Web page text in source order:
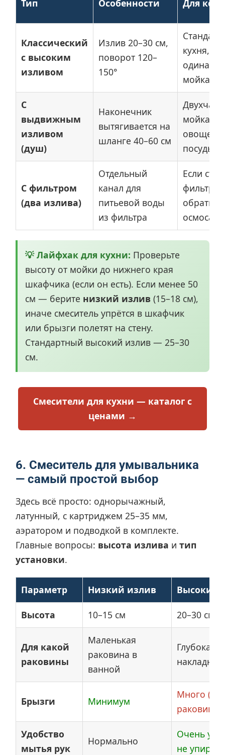
Тип Особенности Для кого
Классический
с высоким
изливом
Излив 20–30 см,
поворот 120–
150°
кухня,
мойка
С
выдвижным
изливом
(душ)
Наконечник
вытягивается на
шланге 40–60 см
мойка,
овощей,
посуды
С фильтром
(два излива)
Отдельный
канал для
питьевой воды
из фильтра
Если
фильтр
осмоса
💡 Лайфхак для кухни: Проверьте
высоту от мойки до нижнего края
шкафчика (если он есть). Если менее 50
см — берите низкий излив (15–18 см),
иначе смеситель упрётся в шкафчик
или брызги полетят на стену.
Стандартный высокий излив — 25–30
см.
Смесители для кухни — каталог с
ценами →
6. Смеситель для умывальника
— самый простой выбор
Здесь всё просто: однорычажный,
латунный, с картриджем 25–35 мм,
аэратором и подводкой в комплекте.
Главные вопросы: высота излива и тип
установки.
Параметр Низкий излив Высокий
Высота 10–15 см 20–30 см
Для какой
раковины
Маленькая
раковина в
ванной
Глубокая
Брызги Минимум
Много
раковина
Удобство
мытья рук
Нормально
Очень
не